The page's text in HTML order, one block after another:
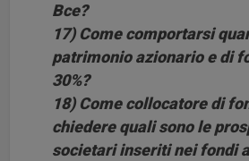
Bce?
17) Come comportarsi
patrimonio azionario e di
30%?
18) Come collocatore di
chiedere quali sono le
societari inseriti nei fondi